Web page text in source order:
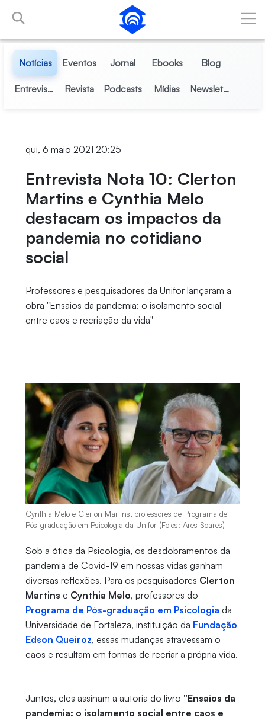
Pular para o Conteúdo principal
Notícias Eventos Jornal Ebooks Blog
Entrevistas Revista Podcasts Mídias Newsletter
qui, 6 maio 2021 20:25
Entrevista Nota 10: Clerton
Martins e Cynthia Melo
destacam os impactos da
pandemia no cotidiano
social
Professores e pesquisadores da Unifor lançaram a
obra "Ensaios da pandemia: o isolamento social
entre caos e recriação da vida"
Cynthia Melo e Clerton Martins, professores de Programa de
Pós-graduação em Psicologia da Unifor (Fotos: Ares Soares)
Sob a ótica da Psicologia, os desdobramentos da
pandemia de Covid-19 em nossas vidas ganham
diversas reflexões. Para os pesquisadores Clerton
Martins e Cynthia Melo, professores do
Programa de Pós-graduação em Psicologia da
Universidade de Fortaleza, instituição da Fundação
Edson Queiroz, essas mudanças atravessam o
caos e resultam em formas de recriar a própria vida.
Juntos, eles assinam a autoria do livro "Ensaios da
pandemia: o isolamento social entre caos e